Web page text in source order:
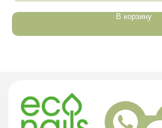
В корзину
Г. ХАБАРОВСК, УЛ. КУБЯКА, 9, 1 ЭТАЖ
АДРЕС
политика в отношении обработки